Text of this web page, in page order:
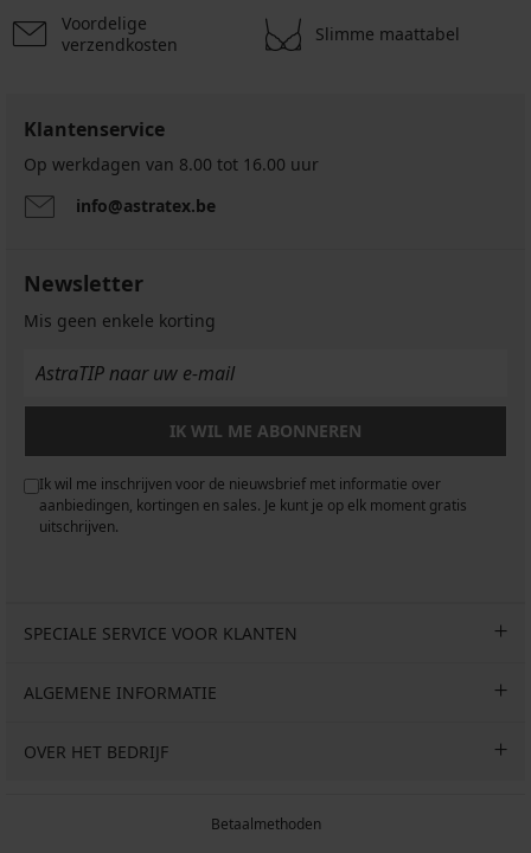
Voordelige
verzendkosten
Slimme maattabel
Klantenservice
Op werkdagen van 8.00 tot 16.00 uur
info@astratex.be
Newsletter
Mis geen enkele korting
IK WIL ME ABONNEREN
Ik wil me inschrijven voor de nieuwsbrief met informatie over
aanbiedingen, kortingen en sales. Je kunt je op elk moment gratis
uitschrijven.
SPECIALE SERVICE VOOR KLANTEN
ALGEMENE INFORMATIE
OVER HET BEDRIJF
Betaalmethoden